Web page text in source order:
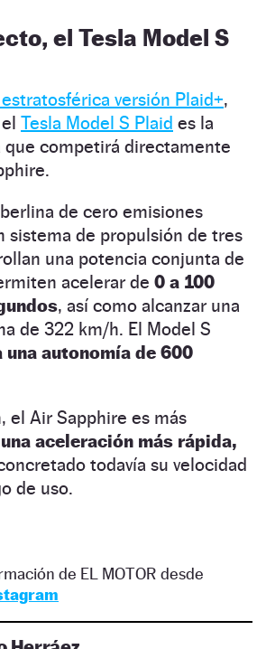
el Tesla Model S
versión Plaid+,
Tesla Model S Plaid es la
que competirá directamente
de cero emisiones
sistema de propulsión de tres
una potencia conjunta de
acelerar de 0 a 100
, así como alcanzar una
de 322 km/h. El Model S
una autonomía de 600
el Air Sapphire es más
aceleración más rápida,
todavía su velocidad
de uso.
de EL MOTOR desde